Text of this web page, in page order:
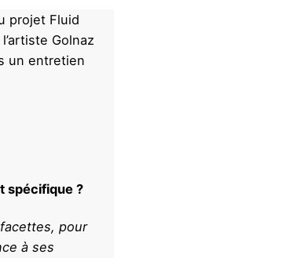
projet Fluid
Golnaz
un entretien
spécifique ?
pour
à ses